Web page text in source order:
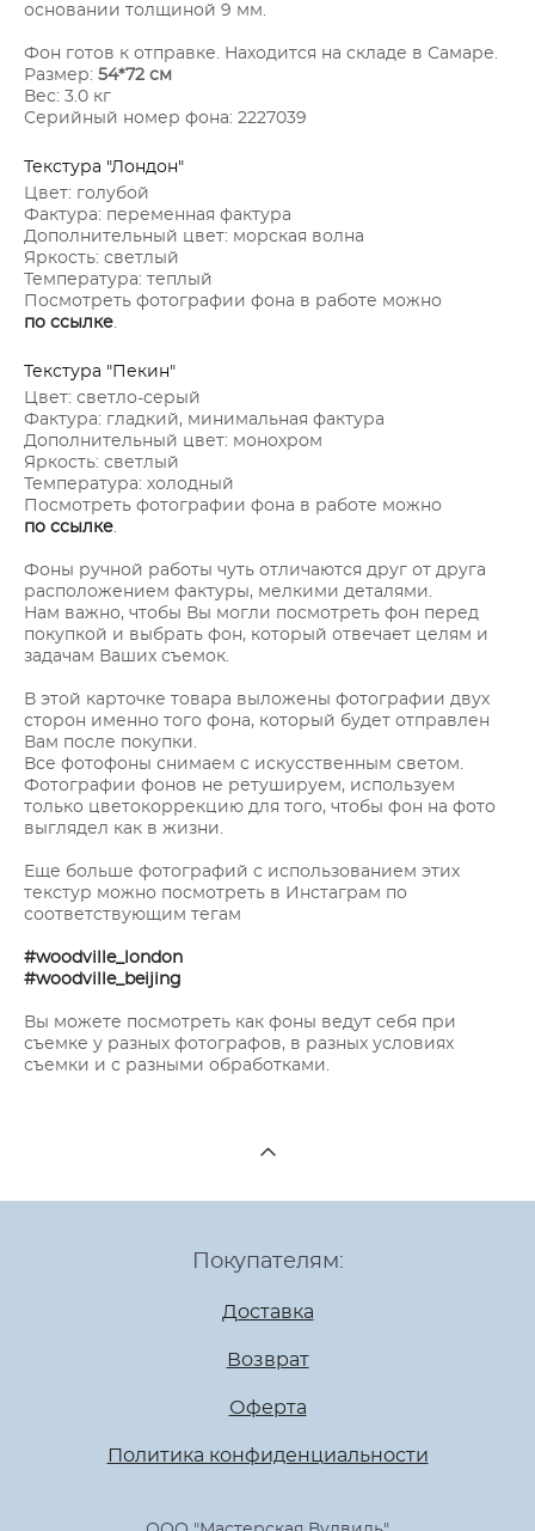
основании толщиной 9 мм.
Фон готов к отправке. Находится на складе в Самаре.
Размер: 54*72 см
Вес: 3.0 кг
Серийный номер фона: 2227039
Текстура "Лондон"
Цвет: голубой
Фактура: переменная фактура
Дополнительный цвет: морская волна
Яркость: светлый
Температура: теплый
Посмотреть фотографии фона в работе можно
по ссылке.
Текстура "Пекин"
Цвет: светло-серый
Фактура: гладкий, минимальная фактура
Дополнительный цвет: монохром
Яркость: светлый
Температура: холодный
Посмотреть фотографии фона в работе можно
по ссылке.
Фоны ручной работы чуть отличаются друг от друга
расположением фактуры, мелкими деталями.
Нам важно, чтобы Вы могли посмотреть фон перед
покупкой и выбрать фон, который отвечает целям и
задачам Ваших съемок.
В этой карточке товара выложены фотографии двух
сторон именно того фона, который будет отправлен
Вам после покупки.
Все фотофоны снимаем с искусственным светом.
Фотографии фонов не ретушируем, используем
только цветокоррекцию для того, чтобы фон на фото
выглядел как в жизни.
Еще больше фотографий с использованием этих
текстур можно посмотреть в Инстаграм по
соответствующим тегам
#woodville_london
#woodville_beijing
Вы можете посмотреть как фоны ведут себя при
съемке у разных фотографов, в разных условиях
съемки и с разными обработками.
Покупателям:
Доставка
Возврат
Оферта
Политика конфиденциальности